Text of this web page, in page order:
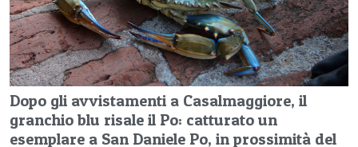
Dopo gli avvistamenti a Casalmaggiore, il
granchio blu risale il Po: catturato un
esemplare a San Daniele Po, in prossimità del